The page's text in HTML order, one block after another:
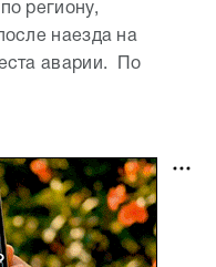
региону,
наезда на
аварии. По